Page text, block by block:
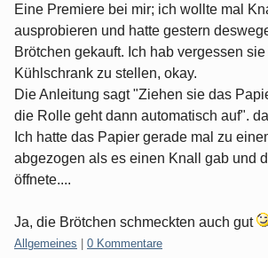
Eine Premiere bei mir; ich wollte mal
ausprobieren und hatte gestern
Brötchen gekauft. Ich hab vergessen
Kühlschrank zu stellen, okay.
Die Anleitung sagt "Ziehen sie das
die Rolle geht dann automatisch auf".
Ich hatte das Papier gerade mal zu
abgezogen als es einen Knall gab und
öffnete....
Ja, die Brötchen schmeckten auch gut
Kategorien:
Allgemeines 0 Kommentare